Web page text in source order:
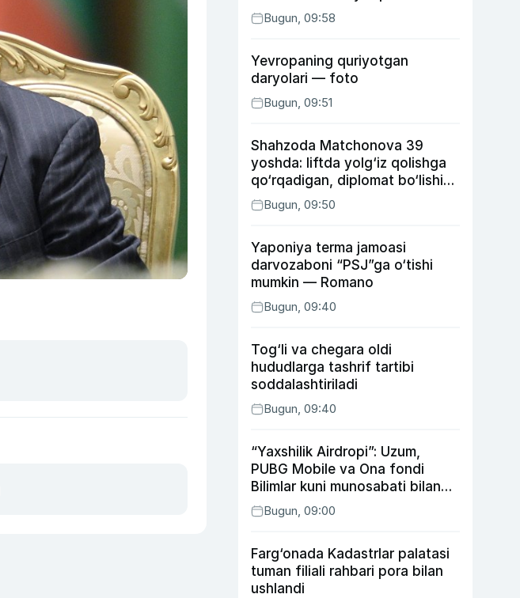
Bugun, 09:58
Yevropaning quriyotgan
daryolari — foto
Bugun, 09:51
Shahzoda Matchonova 39
yoshda: liftda yolg‘iz qolishga
qo‘rqadigan, diplomat bo‘lishi
kutilgan, ukasidan xafa bo‘lgan
aktrisa haqida
Bugun, 09:50
Yaponiya terma jamoasi
darvozaboni “PSJ”ga o‘tishi
mumkin — Romano
Bugun, 09:40
Tog‘li va chegara oldi
hududlarga tashrif tartibi
soddalashtiriladi
Bugun, 09:40
“Yaxshilik Airdropi”: Uzum,
PUBG Mobile va Ona fondi
Bilimlar kuni munosabati bilan
xayriya tadbirini yo‘lga
qo‘ymoqda
Bugun, 09:00
Farg‘onada Kadastrlar palatasi
tuman filiali rahbari pora bilan
ushlandi